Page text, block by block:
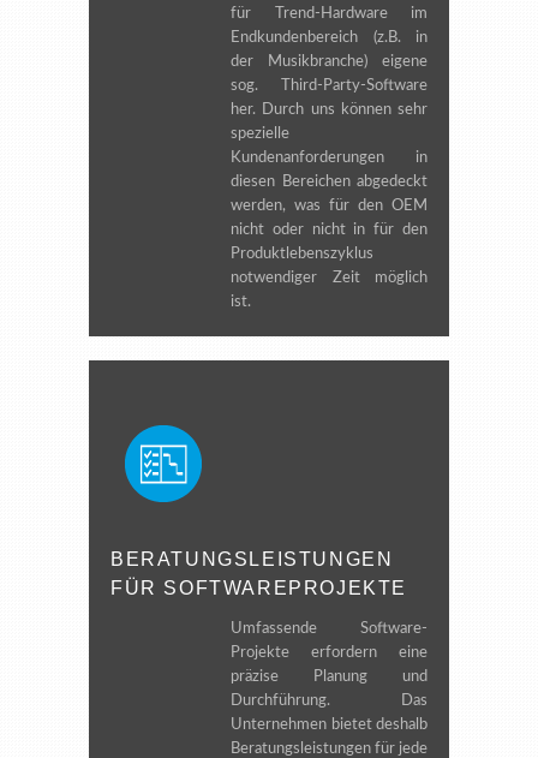
für Trend-Hardware im
Endkundenbereich (z.B. in
der Musikbranche) eigene
sog. Third-Party-Software
her. Durch uns können sehr
spezielle
Kundenanforderungen in
diesen Bereichen abgedeckt
werden, was für den OEM
nicht oder nicht in für den
Produktlebenszyklus
notwendiger Zeit möglich
ist.
BERATUNGSLEISTUNGEN
FÜR SOFTWAREPROJEKTE
Umfassende Software-
Projekte erfordern eine
präzise Planung und
Durchführung. Das
Unternehmen bietet deshalb
Beratungsleistungen für jede